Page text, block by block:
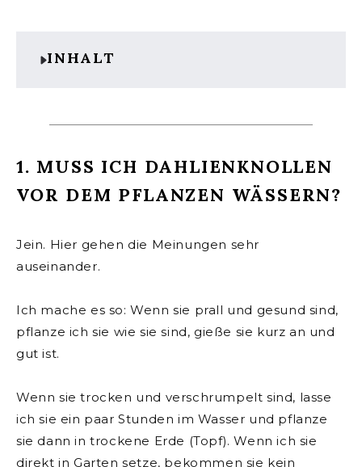
INHALT
1. MUSS ICH DAHLIENKNOLLEN
VOR DEM PFLANZEN WÄSSERN?
Jein. Hier gehen die Meinungen sehr
auseinander.
Ich mache es so: Wenn sie prall und gesund sind,
pflanze ich sie wie sie sind, gieße sie kurz an und
gut ist.
Wenn sie trocken und verschrumpelt sind, lasse
ich sie ein paar Stunden im Wasser und pflanze
sie dann in trockene Erde (Topf). Wenn ich sie
direkt in Garten setze, bekommen sie kein